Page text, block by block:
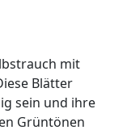
mit
Blätter
sein und ihre
Grüntönen